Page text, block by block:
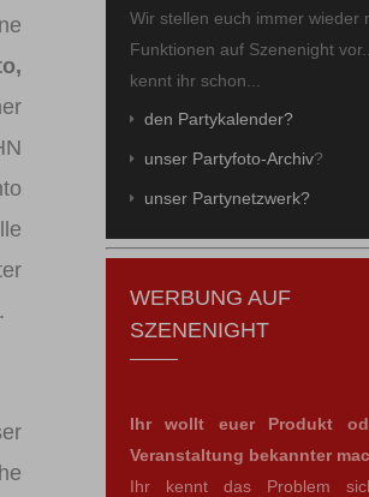
Wir stellen euch immer wieder
Funktionen auf Szenenight
kennt ihr schon...
den Partykalender?
unser Partyfoto-Archiv?
unser Partynetzwerk?
WERBUNG AUF
SZENENIGHT
Ihr wollt euer Produkt
Veranstaltung bekannter
Ihr kennt das Problem